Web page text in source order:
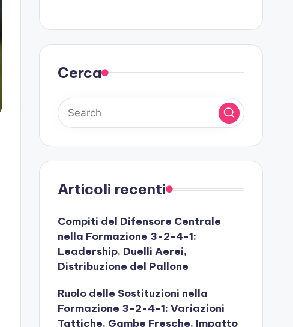
Cerca
Articoli recenti
Compiti del Difensore Centrale
nella Formazione 3-2-4-1:
Leadership, Duelli Aerei,
Distribuzione del Pallone
Ruolo delle Sostituzioni nella
Formazione 3-2-4-1: Variazioni
Tattiche, Gambe Fresche, Impatto